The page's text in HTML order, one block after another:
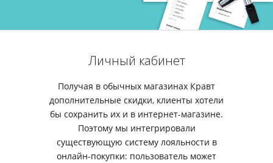
Личный кабинет
Получая в обычных магазинах Кравт
дополнительные скидки, клиенты хотели
бы сохранить их и в интернет-магазине.
Поэтому мы интегрировали
существующую систему лояльности в
онлайн-покупки: пользователь может